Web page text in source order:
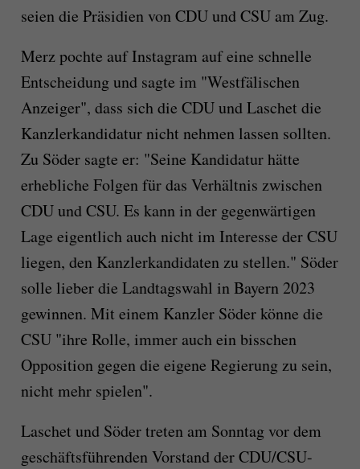
seien die Präsidien von CDU und CSU am Zug.
Merz pochte auf Instagram auf eine schnelle
Entscheidung und sagte im "Westfälischen
Anzeiger", dass sich die CDU und Laschet die
Kanzlerkandidatur nicht nehmen lassen sollten.
Zu Söder sagte er: "Seine Kandidatur hätte
erhebliche Folgen für das Verhältnis zwischen
CDU und CSU. Es kann in der gegenwärtigen
Lage eigentlich auch nicht im Interesse der CSU
liegen, den Kanzlerkandidaten zu stellen." Söder
solle lieber die Landtagswahl in Bayern 2023
gewinnen. Mit einem Kanzler Söder könne die
CSU "ihre Rolle, immer auch ein bisschen
Opposition gegen die eigene Regierung zu sein,
nicht mehr spielen".
Laschet und Söder treten am Sonntag vor dem
geschäftsführenden Vorstand der CDU/CSU-